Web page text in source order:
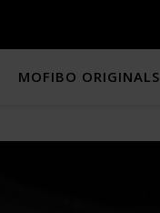
MOFIBO ORIGINALS